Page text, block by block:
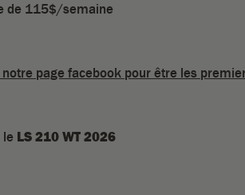
de 115$/semaine
page facebook pour être les
le LS 210 WT 2026